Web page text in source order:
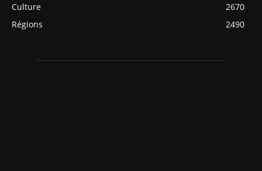
Culture
2670
Régions
2490